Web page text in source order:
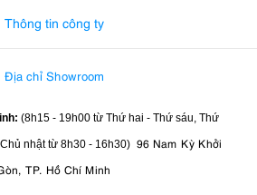
Thông tin công ty
Địa chỉ Showroom
(8h15 - 19h00 từ Thứ hai - Thứ sáu, Thứ
Chủ nhật từ 8h30 - 16h30) 96 Nam Kỳ Khởi
TP. Hồ Chí Minh